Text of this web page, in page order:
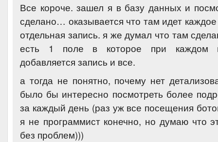
Все короче. зашел я в базу данных и
сделано… оказывается что там идет
отдельная запись. я же думал что там
есть 1 поле в которое при каждом
добавляется запись и все.
а тогда не понятно, почему нет
было бы интересно посмотреть более
за каждый день (раз уж все посещения
я не программист конечно, но думаю что
без проблем)))